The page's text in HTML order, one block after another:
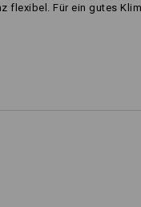
flexibel. Für ein gutes